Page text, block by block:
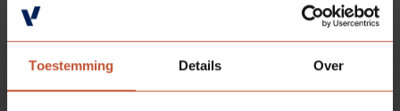
Toestemming Details Over
Kristalwit (RAL 9010*) Zwart (RAL 9005*)